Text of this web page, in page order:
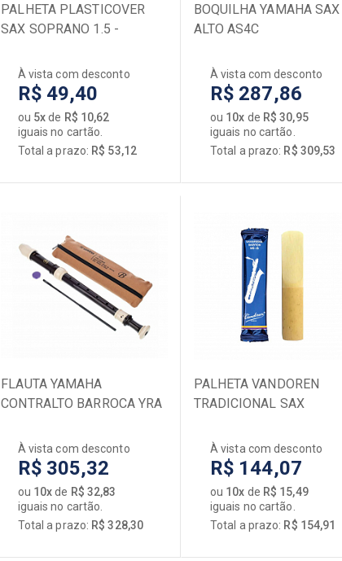
PALHETA PLASTICOVER
SAX SOPRANO 1.5 -
À vista com desconto
R$ 49,40
ou 5xde R$ 10,62
iguais no cartão.
Total a prazo: R$ 53,12
BOQUILHA YAMAHA SAX
ALTO AS4C
À vista com desconto
R$ 287,86
ou 10x de R$ 30,95
iguais no cartão.
Total a prazo: R$ 309,53
FLAUTA YAMAHA
CONTRALTO BARROCA YRA
À vista com desconto
R$ 305,32
ou 10xde R$ 32,83
iguais no cartão.
Total a prazo: R$ 328,30
PALHETA VANDOREN
TRADICIONAL SAX
À vista com desconto
R$ 144,07
ou 10x de R$ 15,49
iguais no cartão.
Total a prazo: R$ 154,91